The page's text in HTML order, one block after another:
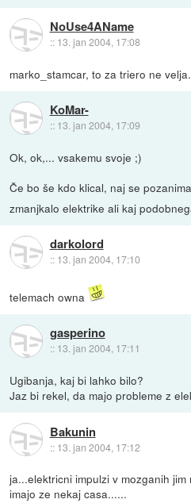
NoUse4AName
:: 13. jan 2004, 17:08
marko_stamcar, to za triero ne
KoMar-
:: 13. jan 2004, 17:09
Ok, ok,... vsakemu svoje ;)
Če bo še kdo klical, naj se
zmanjkalo elektrike ali kaj
darkolord
:: 13. jan 2004, 17:10
telemach owna
gasperino
:: 13. jan 2004, 17:11
Ugibanja, kaj bi lahko bilo?
Jaz bi rekel, da majo probleme z
Bakunin
:: 13. jan 2004, 17:12
ja...elektricni impulzi v mozganih
imajo ze nekaj casa......